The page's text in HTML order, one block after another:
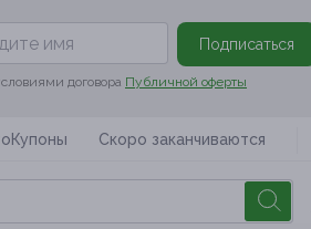
Подписаться
договора Публичной оферты
Скоро заканчиваются